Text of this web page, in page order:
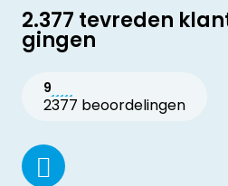
2.377 tevreden
gingen
9
2377 beoordelingen